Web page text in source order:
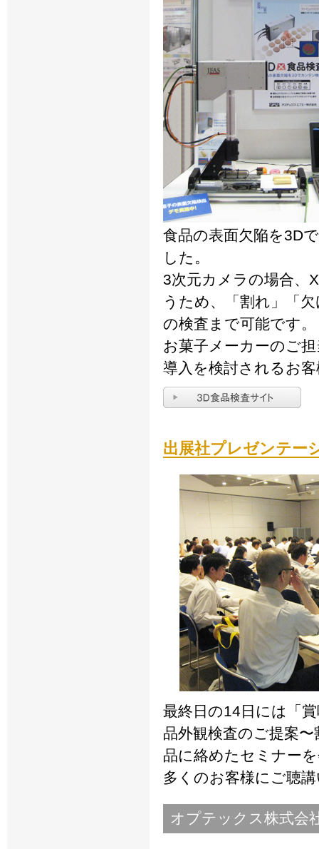
食品の表面欠陥を3D
した。
3次元カメラの場合、
うため、「割れ」「
の検査まで可能です。
お菓子メーカーのご
導入を検討されるお
出展社プレゼンテー
最終日の14日には「
品外観検査のご提案
品に絡めたセミナー
多くのお客様にご聴
オプテックス株式会